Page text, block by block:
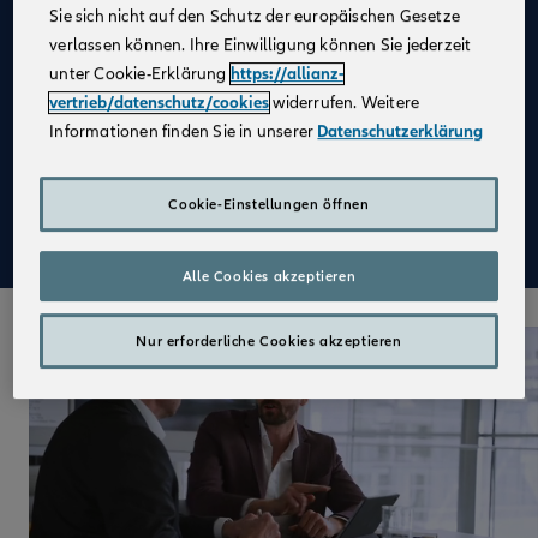
Attraktive Verdienstmöglichkeiten
Digitale Verkaufsinstrumente
KostenfreieUnterstützung durch
Fachspezialist:innen
Aufbau einerAltersvorsorge
Mehr zu Deinen Vorteilen im Vertrieb der Allianz
Sie sich nicht auf den Schutz der europäischen Gesetze
verlassen können. Ihre Einwilligung können Sie jederzeit
unter Cookie-Erklärung https://allianz-
vertrieb/datenschutz/cookieswiderrufen. Weitere
Informationen finden Sie in unserer Datenschutzerklärung
Cookie-Einstellungen öffnen
Nur erforderliche Cookies akzeptieren
Alle Cookies akzeptieren